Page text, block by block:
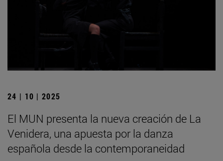
24 | 10 | 2025
El MUN presenta la nueva creación de La
Venidera, una apuesta por la danza
española desde la contemporaneidad